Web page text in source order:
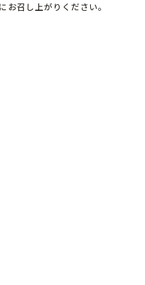
お召し上がりください。